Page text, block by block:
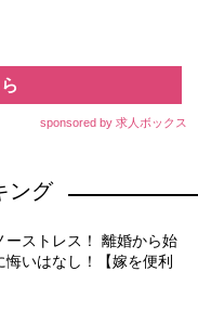
sponsored by 求人ボックス
ング
ーストレス！ 離婚から始
悔いはなし！【嫁を便利